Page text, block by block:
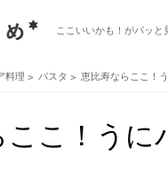
ここいいかも！がパッと
料理 パスタ 恵比寿ならここ！
ここ！う